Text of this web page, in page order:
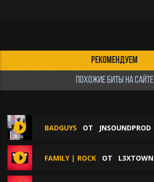
РЕКОМЕНДУЕМ
ПОХОЖИЕ БИТЫ НА САЙТЕ
BADGUYS ОТ JNSOUNDPROD
FAMILY | ROCK ОТ L3XTOWN